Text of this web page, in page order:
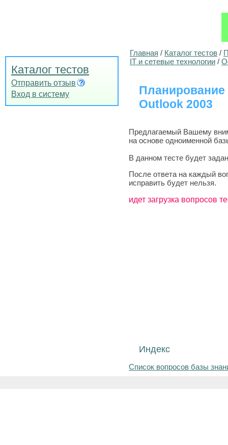
Каталог тестов
Отправить отзыв
Вход в систему
Главная / Каталог тестов /
IT и сетевые технологии /
Outlook 2003
Предлагаемый Вашему
на основе одноименной
В данном тесте будет
После ответа на каждый
исправить будет нельзя.
идет загрузка вопросов
Индекс
Список вопросов базы